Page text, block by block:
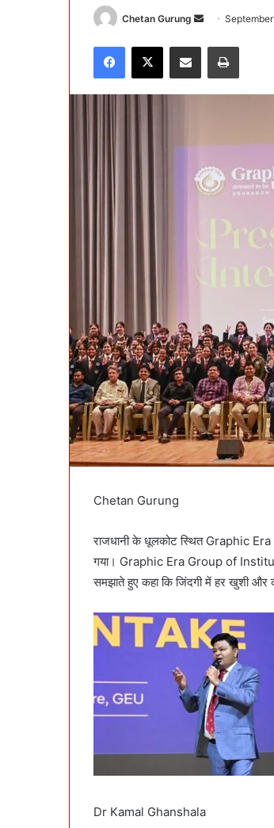
Chetan Gurung
d
a
a
i
Chetan Gurung
राजधानी के धूलकोट स्थित Graphic
गया। Graphic Era Group of
समझाते हुए कहा कि जिंदगी में हर खुशी और
Dr Kamal Ghanshala